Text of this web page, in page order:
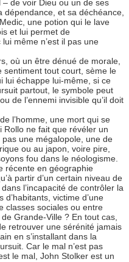
de voir Dieu ou un de ses
dépendance, et sa déchéance,
une potion qui le lave
et lui permet de
même n’est il pas une
où un être dénué de morale,
sentiment tout court, sème le
lui échappe lui-même, si ce
partout, le symbole peut
de l’ennemi invisible qu’il doit
l’homme, une mort qui se
Rollo ne fait que révéler un
pas une mégalopole, une de
ou au japon, voire pire,
fou dans le néologisme.
récente en géographie
partir d’un certain niveau de
l’incapacité de contrôler la
victime d’une
classes sociales ou entre
Grande-Ville ? En tout cas,
retrouver une sérénité jamais
en s’installant dans la
Car le mal n’est pas
le mal, John Stolker est un